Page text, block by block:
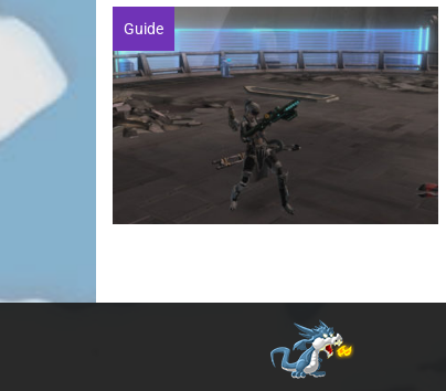
Guide